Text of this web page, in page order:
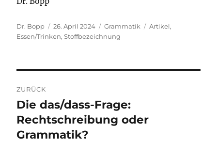
Autor
Dr. Bopp
Veröffentlicht
am
26. April 2024 Kategorien
Grammatik Schlagwörter
Artikel,
Essen/Trinken,Stoffbezeichnung
ZURÜCK
Vorheriger
Beitrag:
Die das/dass-Frage:
Rechtschreibung oder
Grammatik?